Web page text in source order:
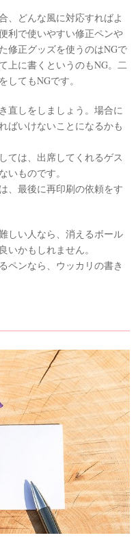
、どんな風に対応すればよ
利で使いやすい修正ペンや
修正グッズを使うのはNGで
上に書くというのもNG。二
てもNGです。
直しをしましょう。場合に
ばいけないことになるかも
ては、出席してくれるゲス
いものです。
、最後に再印刷の依頼をす
しい人なら、消えるボール
いかもしれません。
ペンなら、ウッカリの書き